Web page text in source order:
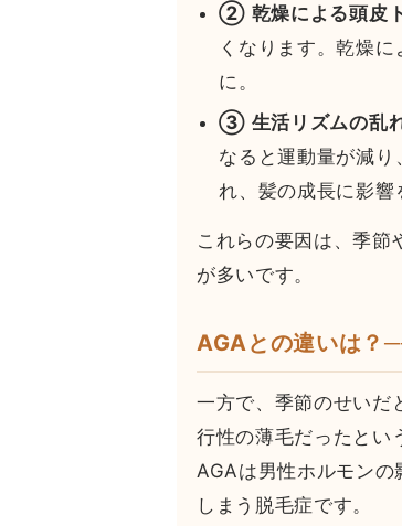
② 乾燥による頭皮
くなります。乾燥
に。
③ 生活リズムの乱
なると運動量が減
れ、髪の成長に影響
これらの要因は、季節
が多いです。
AGAとの違いは？
一方で、季節のせいだ
行性の薄毛だったとい
AGAは男性ホルモン
しまう脱毛症です。